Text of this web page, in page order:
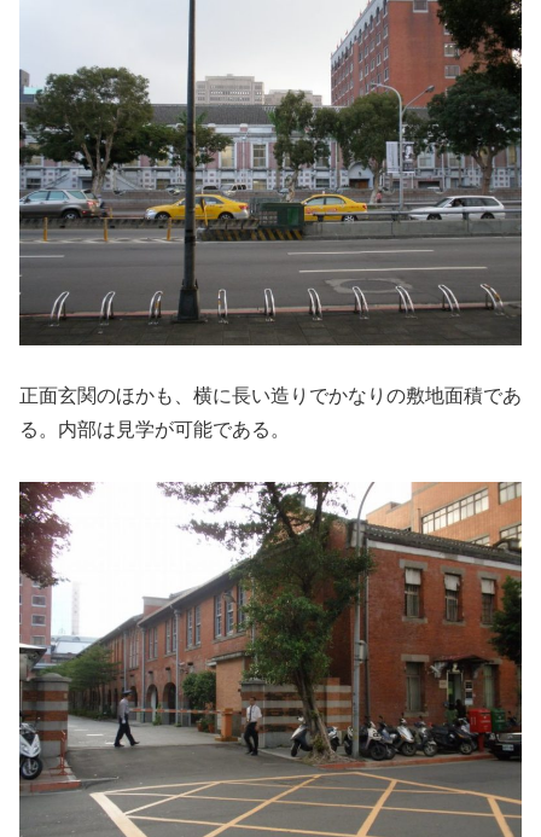
正面玄関のほかも、横に長い造りでかなりの敷地面積であ
る。内部は見学が可能である。